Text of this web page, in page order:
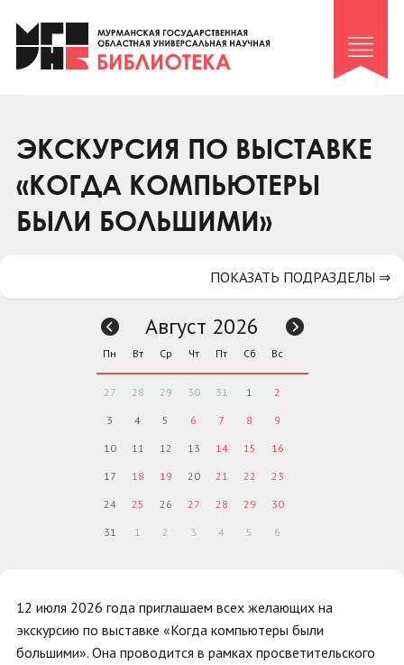
Клуб «Гиря и сельдерей»
Клуб «Семейный архив»
Коллегам
Контакты
ЭКСКУРСИЯ ПО ВЫСТАВКЕ
«КОГДА КОМПЬЮТЕРЫ
БЫЛИ БОЛЬШИМИ»
12 июля 2026 года приглашаем всех желающих на
экскурсию по выставке «Когда компьютеры были
большими». Она проводится в рамках просветительского
ПОКАЗАТЬ ПОДРАЗДЕЛЫ ⇒
Август 2026
Пн Вт Ср Чт Пт Сб Вс
27 28 29 30 31 1 2
3 4 5 6 7 8 9
10 11 12 13 14 15 16
17 18 19 20 21 22 23
24 25 26 27 28 29 30
31 1 2 3 4 5 6